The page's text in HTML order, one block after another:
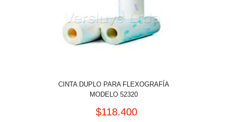
CINTA DUPLO PARA FLEXOGRAFÍA
MODELO 52320
$118.400